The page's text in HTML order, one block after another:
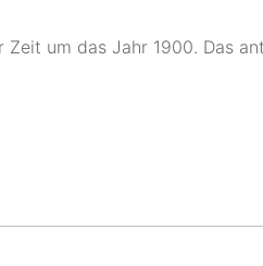
um das Jahr 1900. Das